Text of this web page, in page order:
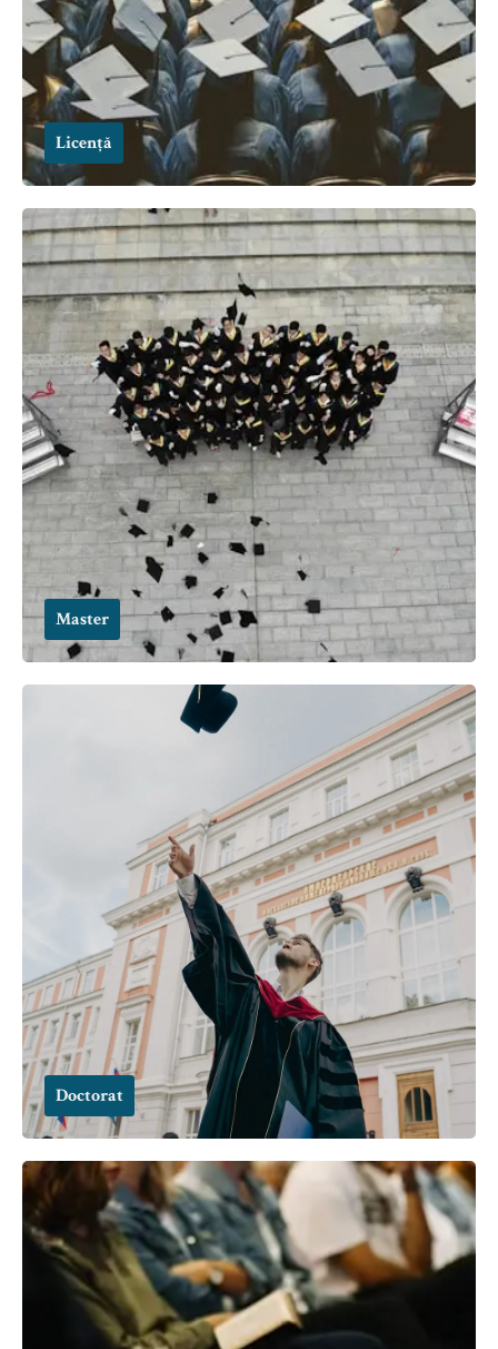
Licență
Master
Doctorat